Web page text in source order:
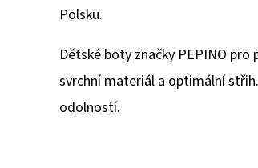
Polsku.
Dětské boty značky PEPINO
svrchní materiál a optimální
odolností.